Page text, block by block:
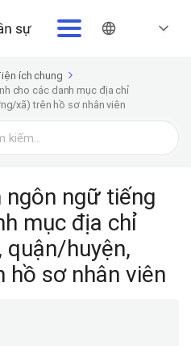
ích chung
cho các danh mục địa chỉ
xã) trên hồ sơ nhân viên
ngữ tiếng
mục địa chỉ
huyện,
sơ nhân viên